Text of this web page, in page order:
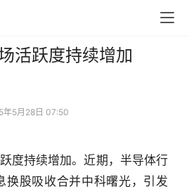
活跃度持续增加
年5月28日 07:50
度持续增加。近期，半导体行
换股吸收合并中科曙光，引发